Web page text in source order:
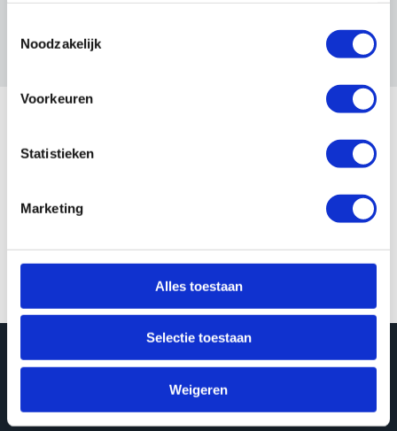
Noodzakelijk
Voorkeuren
Statistieken
Marketing
Alles toestaan
Selectie toestaan
Weigeren
Actueel